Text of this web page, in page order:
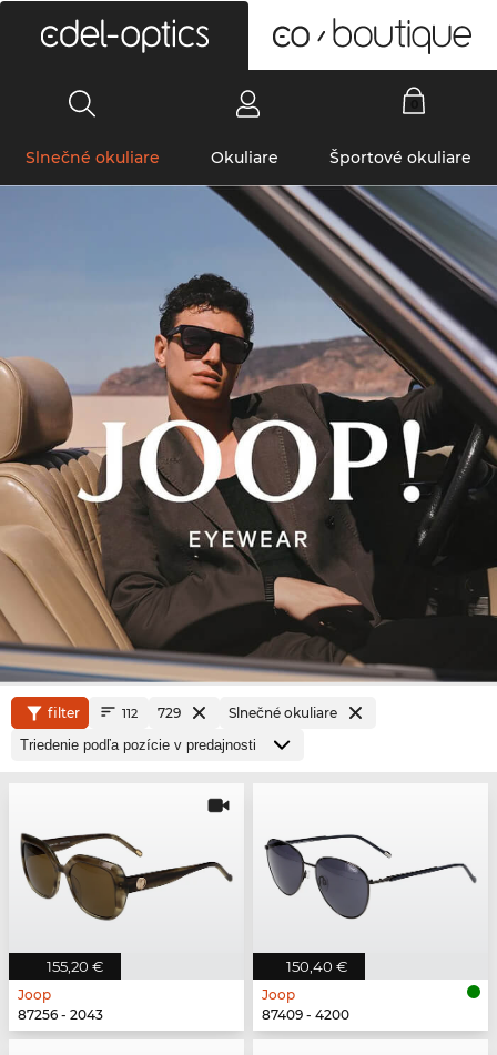
Slnečné okuliare Okuliare Športové okuliare
filter 112 729 Slnečné okuliare
155,20 €
Joop
87256 - 2043
150,40 €
Joop
87409 - 4200